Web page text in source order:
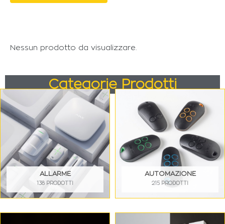
Nessun prodotto da visualizzare.
Categorie Prodotti
ALLARME
138 PRODOTTI
AUTOMAZIONE
215 PRODOTTI